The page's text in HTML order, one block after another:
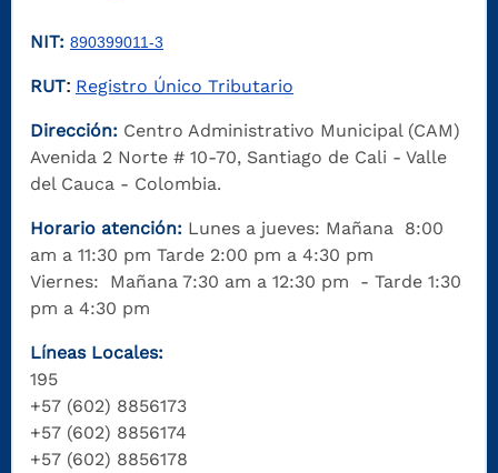
NIT: 890399011-3
RUT: Registro Único Tributario
Dirección: Centro Administrativo Municipal (CAM)
Avenida 2 Norte # 10-70, Santiago de Cali - Valle
del Cauca - Colombia.
Horario atención: Lunes a jueves: Mañana 8:00
am a 11:30 pm Tarde 2:00 pm a 4:30 pm
Viernes: Mañana 7:30 am a 12:30 pm - Tarde 1:30
pm a 4:30 pm
Líneas Locales:
195
+57 (602) 8856173
+57 (602) 8856174
+57 (602) 8856178